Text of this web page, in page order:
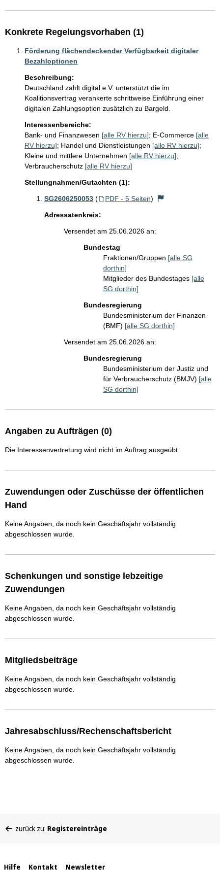
Konkrete Regelungsvorhaben (1)
Förderung flächendeckender Verfügbarkeit digitaler
Bezahloptionen
Beschreibung:
Deutschland zahlt digital e.V. unterstützt die im
Koalitionsvertrag verankerte schrittweise Einführung einer
digitalen Zahlungsoption zusätzlich zu Bargeld.
Interessenbereiche:
Bank- und Finanzwesen [alle RV hierzu]; E-Commerce [alle
RV hierzu]; Handel und Dienstleistungen [alle RV hierzu];
Kleine und mittlere Unternehmen [alle RV hierzu];
Verbraucherschutz [alle RV hierzu]
Stellungnahmen/Gutachten (1):
SG2606250053 ( PDF - 5 Seiten)
Adressatenkreis:
Versendet am 25.06.2026 an:
Bundestag
Fraktionen/Gruppen [alle SG
dorthin]
Mitglieder des Bundestages [alle
SG dorthin]
Bundesregierung
Bundesministerium der Finanzen
(BMF) [alle SG dorthin]
Versendet am 25.06.2026 an:
Bundesregierung
Bundesministerium der Justiz und
für Verbraucherschutz (BMJV) [alle
SG dorthin]
Angaben zu Aufträgen (0)
Die Interessenvertretung wird nicht im Auftrag ausgeübt.
Zuwendungen oder Zuschüsse der öffentlichen
Hand
Keine Angaben, da noch kein Geschäftsjahr vollständig
abgeschlossen wurde.
Schenkungen und sonstige lebzeitige
Zuwendungen
Keine Angaben, da noch kein Geschäftsjahr vollständig
abgeschlossen wurde.
Mitgliedsbeiträge
Keine Angaben, da noch kein Geschäftsjahr vollständig
abgeschlossen wurde.
Jahresabschluss/Rechenschaftsbericht
Keine Angaben, da noch kein Geschäftsjahr vollständig
abgeschlossen wurde.
befinden
zurück zu: Registereinträge
Interne
Hilfe Kontakt Newsletter